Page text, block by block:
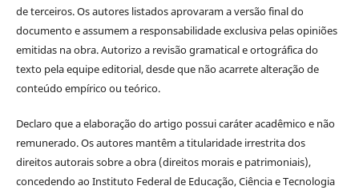
de terceiros. Os autores listados aprovaram a versão final do
documento e assumem a responsabilidade exclusiva pelas opiniões
emitidas na obra. Autorizo a revisão gramatical e ortográfica do
texto pela equipe editorial, desde que não acarrete alteração de
conteúdo empírico ou teórico.
Declaro que a elaboração do artigo possui caráter acadêmico e não
remunerado. Os autores mantêm a titularidade irrestrita dos
direitos autorais sobre a obra (direitos morais e patrimoniais),
concedendo ao Instituto Federal de Educação, Ciência e Tecnologia